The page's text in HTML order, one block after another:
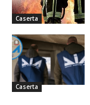
Caserta
Caserta